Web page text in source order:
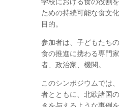
ための持続可能な食文
目的。
参加者は、子どもたち
食の推進に携わる専門
者、政治家、機関。
このシンポジウムでは
者とともに、北欧諸国
きを与えるような事例を